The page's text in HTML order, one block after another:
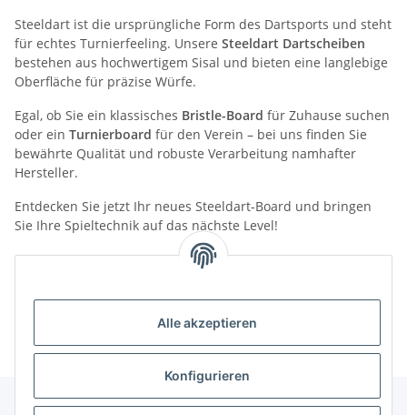
Alle akzeptieren
Konfigurieren
Steeldart ist die ursprüngliche Form des Dartsports und steht
für echtes Turnierfeeling. Unsere Steeldart Dartscheiben
bestehen aus hochwertigem Sisal und bieten eine langlebige
Oberfläche für präzise Würfe.
Egal, ob Sie ein klassisches Bristle-Board für Zuhause suchen
oder ein Turnierboard für den Verein – bei uns finden Sie
bewährte Qualität und robuste Verarbeitung namhafter
Hersteller.
Entdecken Sie jetzt Ihr neues Steeldart-Board und bringen
Sie Ihre Spieltechnik auf das nächste Level!